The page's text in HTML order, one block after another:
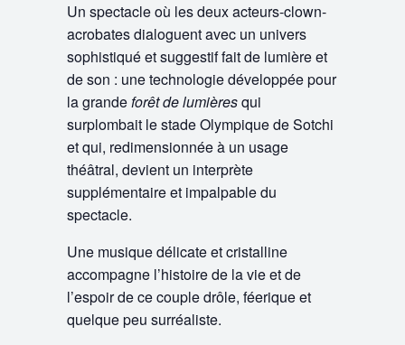
Un spectacle où les deux acteurs-clown-
acrobates dialoguent avec un univers
sophistiqué et suggestif fait de lumière et
de son : une technologie développée pour
la grandeforêt de lumièresqui
surplombait le stade Olympique de Sotchi
et qui, redimensionnée à un usage
théâtral, devient un interprète
supplémentaire et impalpable du
spectacle.
Une musique délicate et cristalline
accompagne l’histoire de la vie et de
l’espoir de ce couple drôle, féerique et
quelque peu surréaliste.